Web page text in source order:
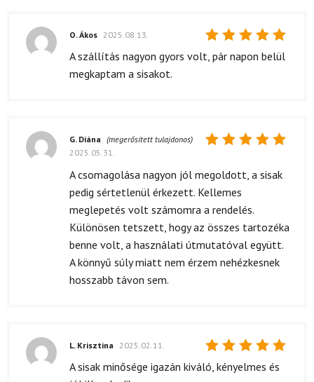
Értékelés:
5
/ 5
O. Ákos 2025.08.13.
A szállítás nagyon gyors volt, pár napon belül
megkaptam a sisakot.
5/ 5
G. Diána (megerősített tulajdonos)
2025.05.31.
A csomagolása nagyon jól megoldott, a sisak
pedig sértetlenül érkezett. Kellemes
meglepetés volt számomra a rendelés.
Különösen tetszett, hogy az összes tartozéka
benne volt, a használati útmutatóval együtt.
A könnyű súly miatt nem érzem nehézkesnek
hosszabb távon sem.
Értékelés:
5
/ 5
L. Krisztina 2025.02.11.
A sisak minősége igazán kiváló, kényelmes és